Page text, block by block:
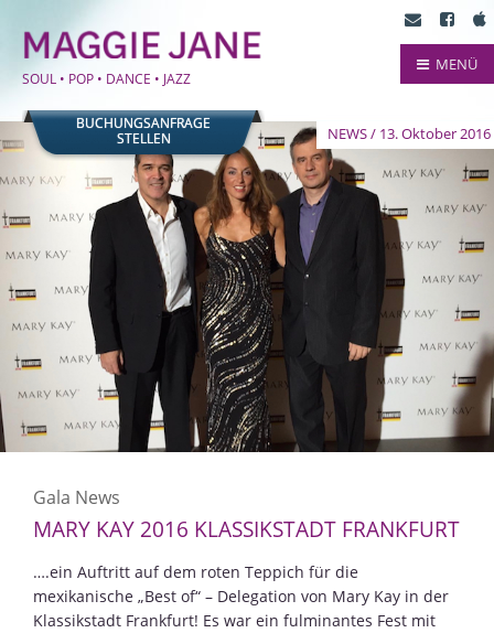
SOUL • POP • DANCE • JAZZ
MENÜ
BUCHUNGSANFRAGE
STELLEN
NEWS / 13. Oktober 2016
Gala News
MARY KAY 2016 KLASSIKSTADT FRANKFURT
….ein Auftritt auf dem roten Teppich für die
mexikanische „Best of“ – Delegation von Mary Kay in der
Klassikstadt Frankfurt! Es war ein fulminantes Fest mit